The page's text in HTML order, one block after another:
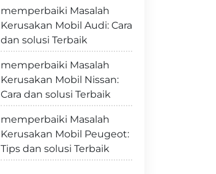
memperbaiki Masalah
Kerusakan Mobil Audi: Cara
dan solusi Terbaik
memperbaiki Masalah
Kerusakan Mobil Nissan:
Cara dan solusi Terbaik
memperbaiki Masalah
Kerusakan Mobil Peugeot:
Tips dan solusi Terbaik